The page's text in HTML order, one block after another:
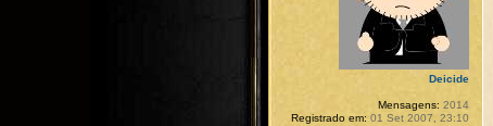
Deicide
Mensagens: 2014
Registrado em: 01 Set 2007, 23:10